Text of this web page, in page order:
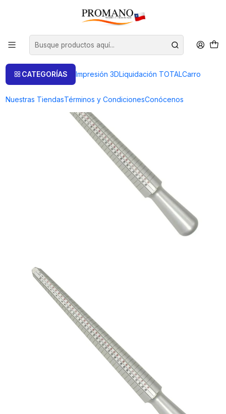
CATEGORÍAS Impresión 3DLiquidación TOTALCarro
Nuestras TiendasTérminos y CondicionesConócenos
Herramientas Medidores
PALO DE MEDIDA DE ALUMINIO MEDIDA SUIZA